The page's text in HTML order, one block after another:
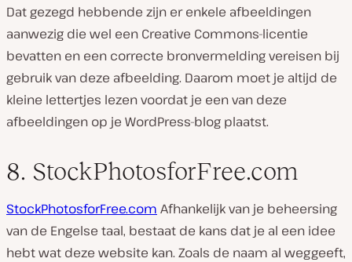
Dat gezegd hebbende zijn er enkele afbeeldingen
aanwezig die wel een Creative Commons-licentie
bevatten en een correcte bronvermelding vereisen bij
gebruik van deze afbeelding. Daarom moet je altijd de
kleine lettertjes lezen voordat je een van deze
afbeeldingen op je WordPress-blog plaatst.
8. StockPhotosforFree.com
StockPhotosforFree.com Afhankelijk van je beheersing
van de Engelse taal, bestaat de kans dat je al een idee
hebt wat deze website kan. Zoals de naam al weggeeft,